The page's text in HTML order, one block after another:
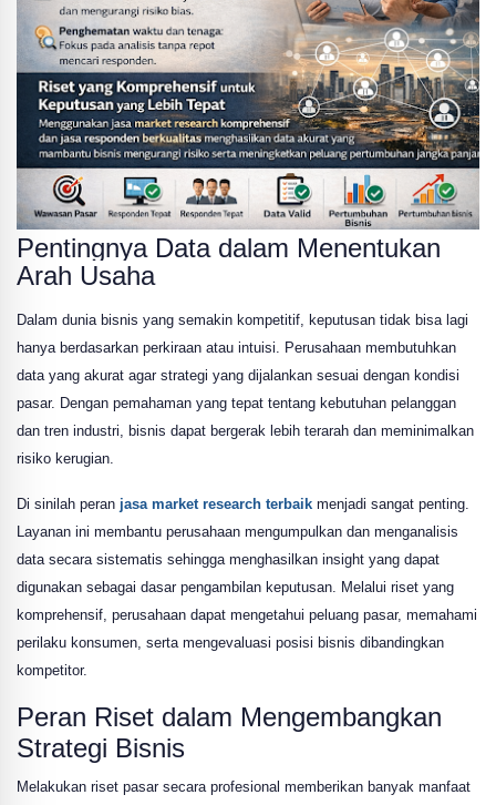
Pentingnya Data dalam Menentukan
Arah Usaha
Dalam dunia bisnis yang semakin kompetitif, keputusan tidak bisa lagi
hanya berdasarkan perkiraan atau intuisi. Perusahaan membutuhkan
data yang akurat agar strategi yang dijalankan sesuai dengan kondisi
pasar. Dengan pemahaman yang tepat tentang kebutuhan pelanggan
dan tren industri, bisnis dapat bergerak lebih terarah dan meminimalkan
risiko kerugian.
Di sinilah peran jasa market research terbaik menjadi sangat penting.
Layanan ini membantu perusahaan mengumpulkan dan menganalisis
data secara sistematis sehingga menghasilkan insight yang dapat
digunakan sebagai dasar pengambilan keputusan. Melalui riset yang
komprehensif, perusahaan dapat mengetahui peluang pasar, memahami
perilaku konsumen, serta mengevaluasi posisi bisnis dibandingkan
kompetitor.
Peran Riset dalam Mengembangkan
Strategi Bisnis
Melakukan riset pasar secara profesional memberikan banyak manfaat